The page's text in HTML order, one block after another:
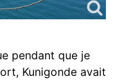
pendant que je
Kunigonde avait